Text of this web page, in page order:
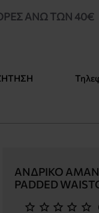
ΆΝΩ ΤΩΝ 40€
ΑΝΔΡΙΚΌ
PADDED